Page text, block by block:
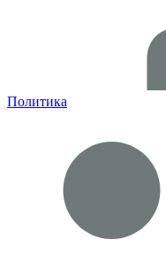
Политика